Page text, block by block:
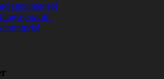
specimensø!